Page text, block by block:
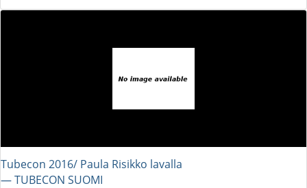
Tubecon 2016/ Paula Risikko lavalla
― TUBECON SUOMI